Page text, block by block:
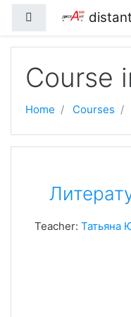
Side panel
Course
Home Courses
Teacher: Татьяна